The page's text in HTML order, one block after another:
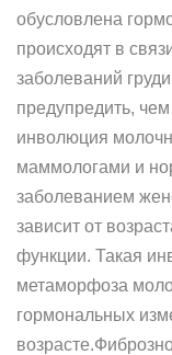
обусловлена
происходят в
заболеваний
предупредить,
инволюция
маммологами и
заболеванием
зависит от
функции. Такая
метаморфоза
гормональных